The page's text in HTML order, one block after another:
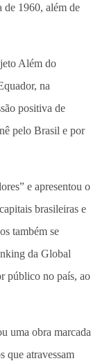
de 1960, além de
Além do
na
positiva de
pelo Brasil e por
e apresentou o
brasileiras e
também se
da Global
público no país, ao
uma obra marcada
que atravessam